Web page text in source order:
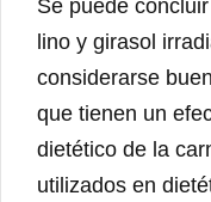
Se puede
lino y girasol
considerarse
que tienen un
dietético de la
utilizados en